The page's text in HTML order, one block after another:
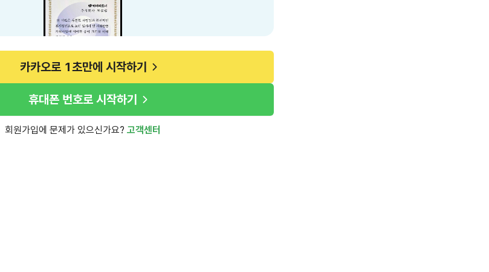
카카오로 1초만에 시작하기
휴대폰 번호로 시작하기
회원가입에 문제가 있으신가요? 고객센터